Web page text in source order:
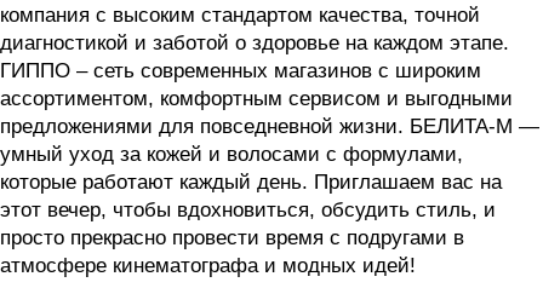
компания с высоким стандартом качества, точной
диагностикой и заботой о здоровье на каждом этапе.
ГИППО – сеть современных магазинов с широким
ассортиментом, комфортным сервисом и выгодными
предложениями для повседневной жизни. БЕЛИТА-М —
умный уход за кожей и волосами с формулами,
которые работают каждый день. Приглашаем вас на
этот вечер, чтобы вдохновиться, обсудить стиль, и
просто прекрасно провести время с подругами в
атмосфере кинематографа и модных идей!